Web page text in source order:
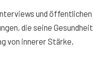
und öffentlichen
die seine Gesundheit
von innerer Stärke,